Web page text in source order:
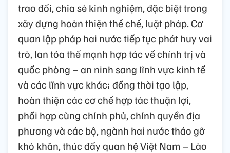
trao đổi, chia sẻ kinh nghiệm, đặc biệt trong
xây dựng hoàn thiện thể chế, luật pháp. Cơ
quan lập pháp hai nước tiếp tục phát huy vai
trò, lan tỏa thế mạnh hợp tác về chính trị và
quốc phòng – an ninh sang lĩnh vực kinh tế
và các lĩnh vực khác; đồng thời tạo lập,
hoàn thiện các cơ chế hợp tác thuận lợi,
phối hợp cùng chính phủ, chính quyền địa
phương và các bộ, ngành hai nước tháo gỡ
khó khăn, thúc đẩy quan hệ Việt Nam – Lào